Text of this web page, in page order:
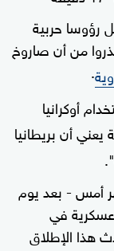
رؤوسا حربية
من أن صاروخ
.
أوكرانيا
أن بريطانيا
أمس - بعد يوم
في
هذا الإطلاق